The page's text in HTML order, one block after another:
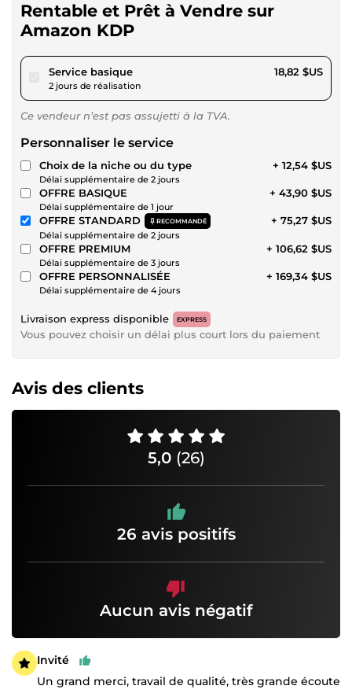
Rentable et Prêt à Vendre sur
Amazon KDP
Service basiquepour 17,34 $US
2 jours de réalisation
18,82 $US
Ce vendeur n’est pas assujetti à la TVA.
Personnaliser le service
Choix de la niche ou du type
Délai supplémentaire de 2 jours
+ 12,54 $US
OFFRE BASIQUE
Délai supplémentaire de 1 jour
+ 43,90 $US
OFFRE STANDARD RECOMMANDÉ
Délai supplémentaire de 2 jours
+ 75,27 $US
OFFRE PREMIUM
Délai supplémentaire de 3 jours
+ 106,62 $US
OFFRE PERSONNALISÉE
Délai supplémentaire de 4 jours
+ 169,34 $US
Livraison express disponible EXPRESS
Vous pouvez choisir un délai plus court lors du paiement
Avis des clients
5,0 (26)
26 avis positifs
Aucun avis négatif
Invité
Un grand merci, travail de qualité, très grande écoute